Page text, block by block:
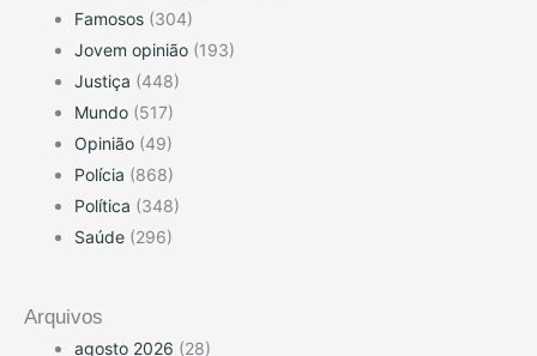
Famosos (304)
Jovem opinião (193)
Justiça (448)
Mundo (517)
Opinião (49)
Polícia (868)
Política (348)
Saúde (296)
Arquivos
agosto 2026 (28)